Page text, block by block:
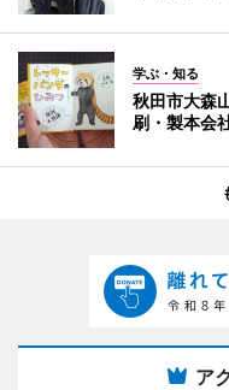
学ぶ・知る
秋田市大森
刷・製本会
ア